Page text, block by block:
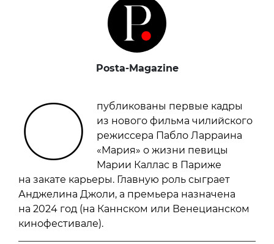
Posta-Magazine
О
публикованы первые кадры
из нового фильма чилийского
режиссера Пабло Ларраина
«Мария» о жизни певицы
Марии Каллас в Париже
на закате карьеры. Главную роль сыграет
Анджелина Джоли, а премьера назначена
на 2024 год (на Каннском или Венецианском
кинофестивале).